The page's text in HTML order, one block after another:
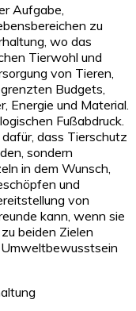
Aufgabe,
zu
wo das
Tierwohl und
von Tieren,
Budgets,
Energie und Material.
Fußabdruck.
dass Tierschutz
sondern
in dem Wunsch,
und
von
kann, wenn sie
beiden Zielen